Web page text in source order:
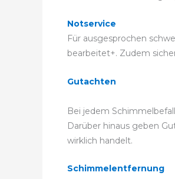
Notservice
Für ausgesprochen
bearbeitet+. Zudem
Gutachten
Bei jedem
Darüber hinaus geben
wirklich handelt.
Schimmelentfernung